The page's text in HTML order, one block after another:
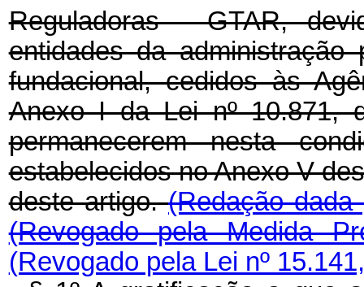
Reguladoras - GTAR,
entidades da
fundacional, cedidos às
Anexo I da Lei nº 10.871,
permanecerem nesta
estabelecidos no Anexo V
deste artigo.(Redação
(Revogado pela Medida
(Revogado pela Lei nº